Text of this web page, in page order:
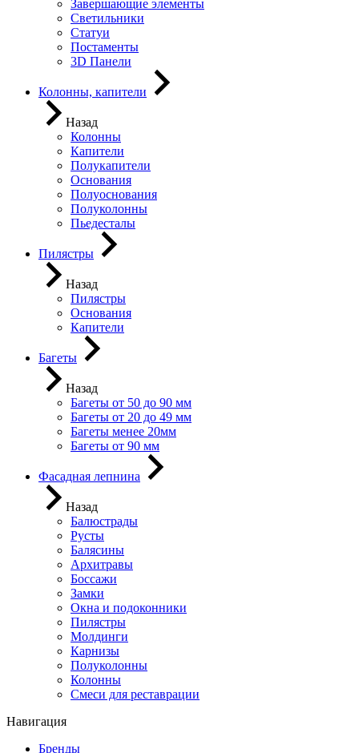
Завершающие элементы
Светильники
Статуи
Постаменты
3D Панели
Колонны, капители
Назад
Колонны
Капители
Полукапители
Основания
Полуоснования
Полуколонны
Пьедесталы
Пилястры
Назад
Пилястры
Основания
Капители
Багеты
Назад
Багеты от 50 до 90 мм
Багеты от 20 до 49 мм
Багеты менее 20мм
Багеты от 90 мм
Фасадная лепнина
Назад
Балюстрады
Русты
Балясины
Архитравы
Боссажи
Замки
Окна и подоконники
Пилястры
Молдинги
Карнизы
Полуколонны
Колонны
Смеси для реставрации
Навигация
Бренды